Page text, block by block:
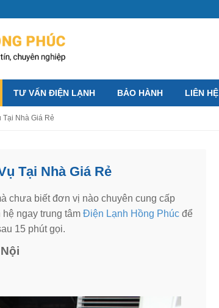
TƯ VẤN ĐIỆN LẠNH BẢO HÀNH LIÊN HỆ
Nhà Giá Rẻ
Tại Nhà Giá Rẻ
chưa biết đơn vị nào chuyên cung cấp
ngay trung tâm Điện Lạnh Hồng Phúc để
15 phút gọi.